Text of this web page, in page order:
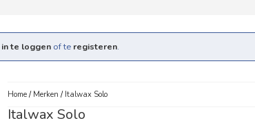
in te loggen of te registeren.
Home/ Merken / Italwax Solo
Italwax Solo